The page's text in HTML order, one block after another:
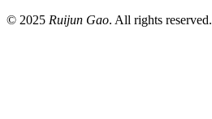
© 2025 Ruijun Gao. All rights reserved.